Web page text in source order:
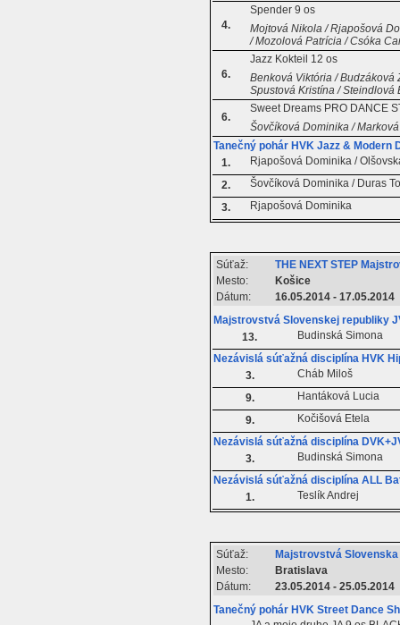
4.
Spender 9 os
Mojtová Nikola / Rjapošová
/ Mozolová Patrícia / Csóka
6.
Jazz Kokteil 12 os
Benková Viktória / Budzáková
Spustová Kristína /
6.
Sweet Dreams PRO DANCE
Šovčíková Dominika /
Tanečný pohár HVK Jazz & Modern
1.
Rjapošová Dominika /
2.
Šovčíková Dominika / Duras
3.
Rjapošová Dominika
Súťaž:
THE NEXT STEP
Mesto:
Košice
Dátum:
16.05.2014 - 17.05.2014
Majstrovstvá Slovenskej republiky
13.
Budinská Simona
Nezávislá súťažná disciplína HVK
3.
Cháb Miloš
9.
Hantáková Lucia
9.
Kočišová Etela
Nezávislá súťažná disciplína
3.
Budinská Simona
Nezávislá súťažná disciplína ALL
1.
Teslík Andrej
Súťaž:
Majstrovstvá
Mesto:
Bratislava
Dátum:
23.05.2014 - 25.05.2014
Tanečný pohár HVK Street Dance